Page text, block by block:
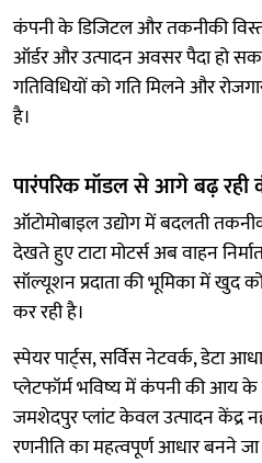
कंपनी के डिजिटल और तकनीकी
ऑर्डर और उत्पादन अवसर पैदा हो
गतिविधियों को गति मिलने और
है।
पारंपरिक मॉडल से आगे बढ़ रही
ऑटोमोबाइल उद्योग में बदलती
देखते हुए टाटा मोटर्स अब वाहन
सॉल्यूशन प्रदाता की भूमिका में खुद
कर रही है।
स्पेयर पार्ट्स, सर्विस नेटवर्क, डेटा
प्लेटफॉर्म भविष्य में कंपनी की आय
जमशेदपुर प्लांट केवल उत्पादन केंद्र
रणनीति का महत्वपूर्ण आधार बनने जा